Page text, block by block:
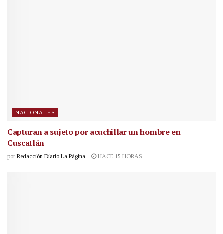
NACIONALES
Capturan a sujeto por acuchillar un hombre en
Cuscatlán
por Redacción Diario La Página HACE 15 HORAS